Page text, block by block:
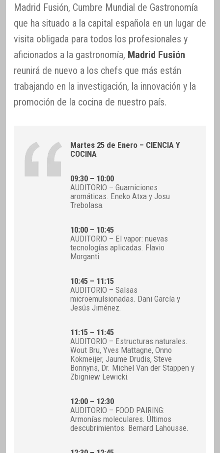
Madrid Fusión, Cumbre Mundial de Gastronomía
que ha situado a la capital española en un lugar de
visita obligada para todos los profesionales y
aficionados a la gastronomía, Madrid Fusión
reunirá de nuevo a los chefs que más están
trabajando en la investigación, la innovación y la
promoción de la cocina de nuestro país.
Martes 25 de Enero – CIENCIA Y
COCINA
09:30 – 10:00
AUDITORIO – Guarniciones
aromáticas. Eneko Atxa y Josu
Trebolasa.
10:00 – 10:45
AUDITORIO – El vapor: nuevas
tecnologías aplicadas. Flavio
Morganti.
10:45 – 11:15
AUDITORIO – Salsas
microemulsionadas. Dani García y
Jesús Jiménez.
11:15 – 11:45
AUDITORIO – Estructuras naturales.
Wout Bru, Yves Mattagne, Onno
Kokmeijer, Jaume Drudis, Steve
Bonnyns, Dr. Michel Van der Stappen y
Zbigniew Lewicki.
12:00 – 12:30
AUDITORIO – FOOD PAIRING:
Armonías moleculares. Últimos
descubrimientos. Bernard Lahousse.